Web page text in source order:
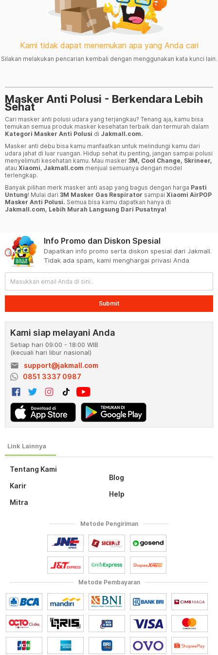
Masker Anti Polusi - Berkendara Lebih
Sehat
Cari masker anti polusi udara yang terjangkau? Tenang aja, kamu bisa
temukan semua produk masker kesehatan terbaik dan termurah dalam
Kategori Masker Anti Polusi di Jakmall.com.
Masker anti debu bisa kamu manfaatkan untuk melindungi kamu dari
udara jahat di luar ruangan. Hidup sehat itu penting, jangan sampai polusi
menyelimuti kesehatan kamu. Mau masker 3M, Cool Change, Skrineer,
atau Xiaomi, Jakmall.com menjual semuanya dengan model
terlengkap.
Banyak pilihan merk masker anti asap yang bagus dengan harga Pasti
Untung! Mulai dari 3M Masker Gas Respirator sampai Xiaomi AirPOP
Masker Anti Polusi. Semua bisa kamu dapatkan hanya di
Jakmall.com, Lebih Murah Langsung Dari Pusatnya!
Kami tidak dapat menemukan apa yang Anda cari
Silakan melakukan pencarian kembali dengan menggunakan kata kunci lain.
Tentang Kami
Karir
Mitra
Blog
Help
Info Promo dan Diskon Spesial
Dapatkan info promo serta diskon spesial dari Jakmall.
Tidak ada spam, kami menghargai privasi Anda
Submit
Kami siap melayani Anda
Setiap hari 09:00 - 18:00 WIB
(kecuali hari libur nasional)
email
support@jakmall.com
0851 3337 0987
Metode Pembayaran
Metode Pengiriman